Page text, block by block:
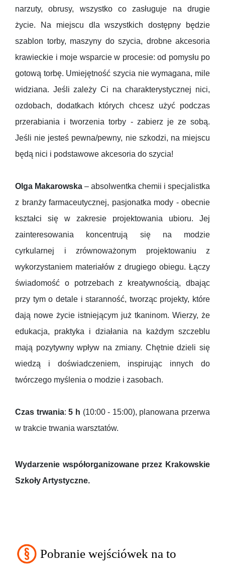
narzuty, obrusy, wszystko co zasługuje na drugie
życie. Na miejscu dla wszystkich dostępny będzie
szablon torby, maszyny do szycia, drobne akcesoria
krawieckie i moje wsparcie w procesie: od pomysłu po
gotową torbę. Umiejętność szycia nie wymagana, mile
widziana. Jeśli zależy Ci na charakterystycznej nici,
ozdobach, dodatkach których chcesz użyć podczas
przerabiania i tworzenia torby - zabierz je ze sobą.
Jeśli nie jesteś pewna/pewny, nie szkodzi, na miejscu
będą nici i podstawowe akcesoria do szycia!
Olga Makarowska – absolwentka chemii i specjalistka
z branży farmaceutycznej, pasjonatka mody - obecnie
kształci się w zakresie projektowania ubioru. Jej
zainteresowania koncentrują się na modzie
cyrkularnej i zrównoważonym projektowaniu z
wykorzystaniem materiałów z drugiego obiegu. Łączy
świadomość o potrzebach z kreatywnością, dbając
przy tym o detale i staranność, tworząc projekty, które
dają nowe życie istniejącym już tkaninom. Wierzy, że
edukacja, praktyka i działania na każdym szczeblu
mają pozytywny wpływ na zmiany. Chętnie dzieli się
wiedzą i doświadczeniem, inspirując innych do
twórczego myślenia o modzie i zasobach.
Czas trwania:5 h (10:00 - 15:00), planowana przerwa
w trakcie trwania warsztatów.
Wydarzenie współorganizowane przez Krakowskie
Szkoły Artystyczne.
Pobranie wejściówek na to